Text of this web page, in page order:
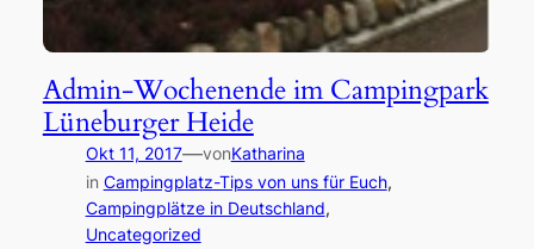
Admin-Wochenende im Campingpark
Lüneburger Heide
Okt 11, 2017—vonKatharina
in Campingplatz-Tips von uns für Euch
Campingplätze in Deutschland
Uncategorized